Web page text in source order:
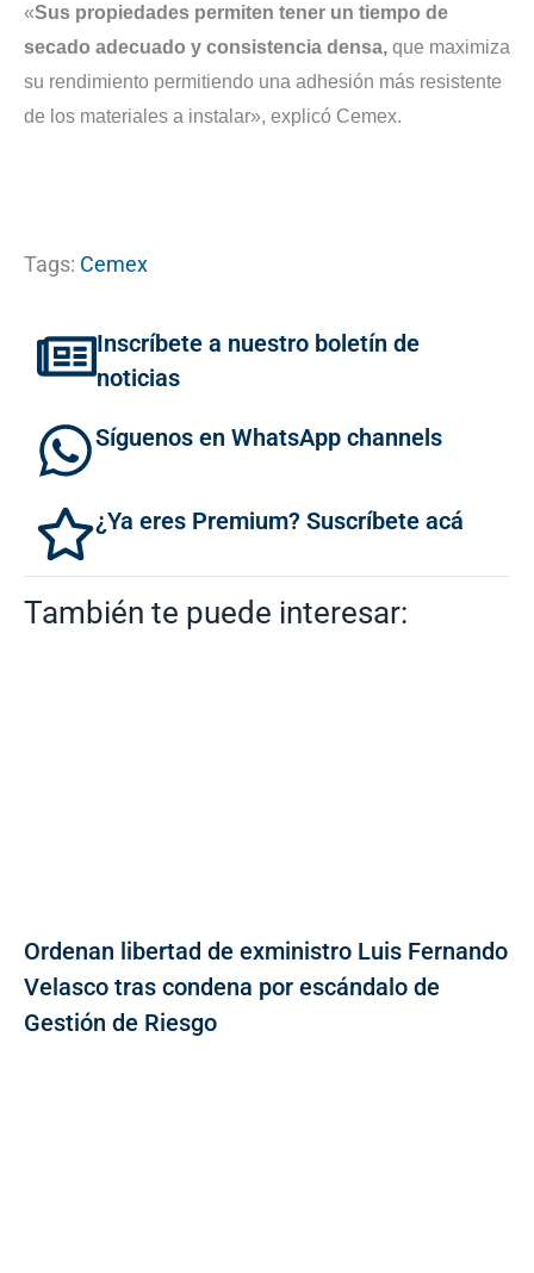
«Sus propiedades permiten tener un tiempo de
secado adecuado y consistencia densa, que maximiza
su rendimiento permitiendo una adhesión más resistente
de los materiales a instalar», explicó Cemex.
Tags: Cemex
Inscríbete a nuestro boletín de
noticias
Síguenos en WhatsApp channels
¿Ya eres Premium? Suscríbete acá
También te puede interesar:
Ordenan libertad de exministro Luis Fernando
Velasco tras condena por escándalo de
Gestión de Riesgo